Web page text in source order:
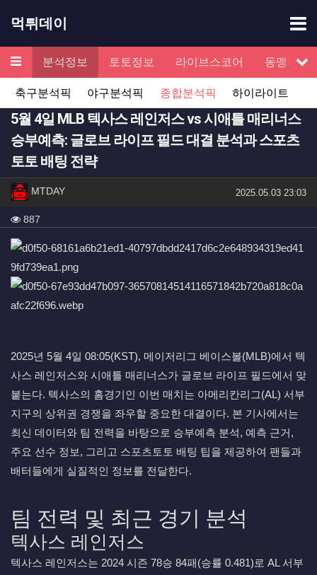
먹튀데이
메뉴
증 분석정보 토토정보 라이브스코어
동맹제휴
축구분석픽
야구분석픽 종합분석픽 하이라이트
5월 4일 MLB 텍사스 레인저스 vs 시애틀 매리너스
승부예측: 글로브 라이프 필드 대결 분석과 스포츠
토토 배팅 전략
작성자 정보
MTDAY작성 작성일
2025.05.03 23:03
컨텐츠 정보
887
본문
2025년 5월 4일 08:05(KST), 메이저리그 베이스볼(MLB)에서 텍
사스 레인저스와 시애틀 매리너스가 글로브 라이프 필드에서 맞
붙는다. 텍사스의 홈경기인 이번 매치는 아메리칸리그(AL) 서부
지구의 상위권 경쟁을 좌우할 중요한 대결이다. 본 기사에서는
최신 데이터와 팀 전력을 바탕으로 승부예측 분석, 예측 근거,
주요 선수 정보, 그리고 스포츠토토 배팅 팁을 제공하여 팬들과
배터들에게 실질적인 정보를 전달한다.
팀 전력 및 최근 경기 분석
텍사스 레인저스
텍사스 레인저스는 2024 시즌 78승 84패(승률 0.481)로 AL 서부